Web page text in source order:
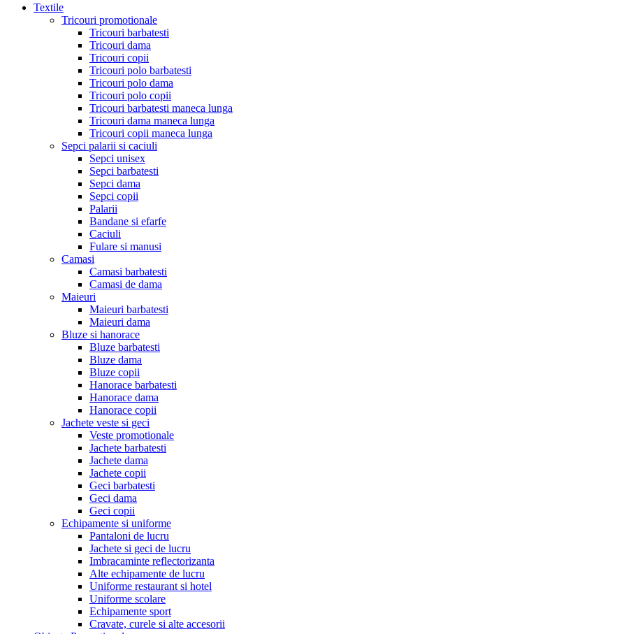
Textile
Tricouri promotionale
Tricouri barbatesti
Tricouri dama
Tricouri copii
Tricouri polo barbatesti
Tricouri polo dama
Tricouri polo copii
Tricouri barbatesti maneca lunga
Tricouri dama maneca lunga
Tricouri copii maneca lunga
Sepci palarii si caciuli
Sepci unisex
Sepci barbatesti
Sepci dama
Sepci copii
Palarii
Bandane si efarfe
Caciuli
Fulare si manusi
Camasi
Camasi barbatesti
Camasi de dama
Maieuri
Maieuri barbatesti
Maieuri dama
Bluze si hanorace
Bluze barbatesti
Bluze dama
Bluze copii
Hanorace barbatesti
Hanorace dama
Hanorace copii
Jachete veste si geci
Veste promotionale
Jachete barbatesti
Jachete dama
Jachete copii
Geci barbatesti
Geci dama
Geci copii
Echipamente si uniforme
Pantaloni de lucru
Jachete si geci de lucru
Imbracaminte reflectorizanta
Alte echipamente de lucru
Uniforme restaurant si hotel
Uniforme scolare
Echipamente sport
Cravate, curele si alte accesorii